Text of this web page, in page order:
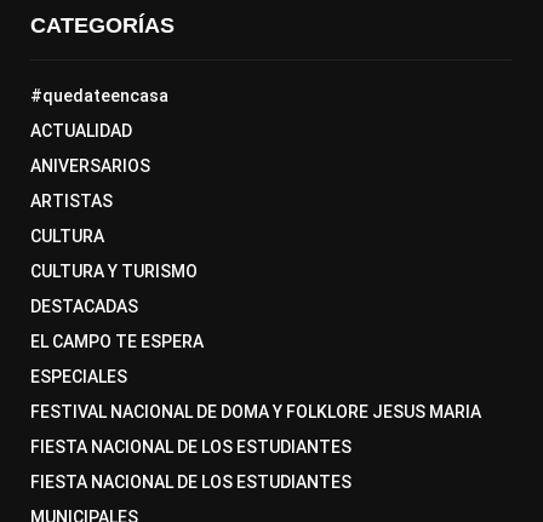
CATEGORÍAS
#quedateencasa
ACTUALIDAD
ANIVERSARIOS
ARTISTAS
CULTURA
CULTURA Y TURISMO
DESTACADAS
EL CAMPO TE ESPERA
ESPECIALES
FESTIVAL NACIONAL DE DOMA Y FOLKLORE JESUS MARIA
FIESTA NACIONAL DE LOS ESTUDIANTES
FIESTA NACIONAL DE LOS ESTUDIANTES
MUNICIPALES